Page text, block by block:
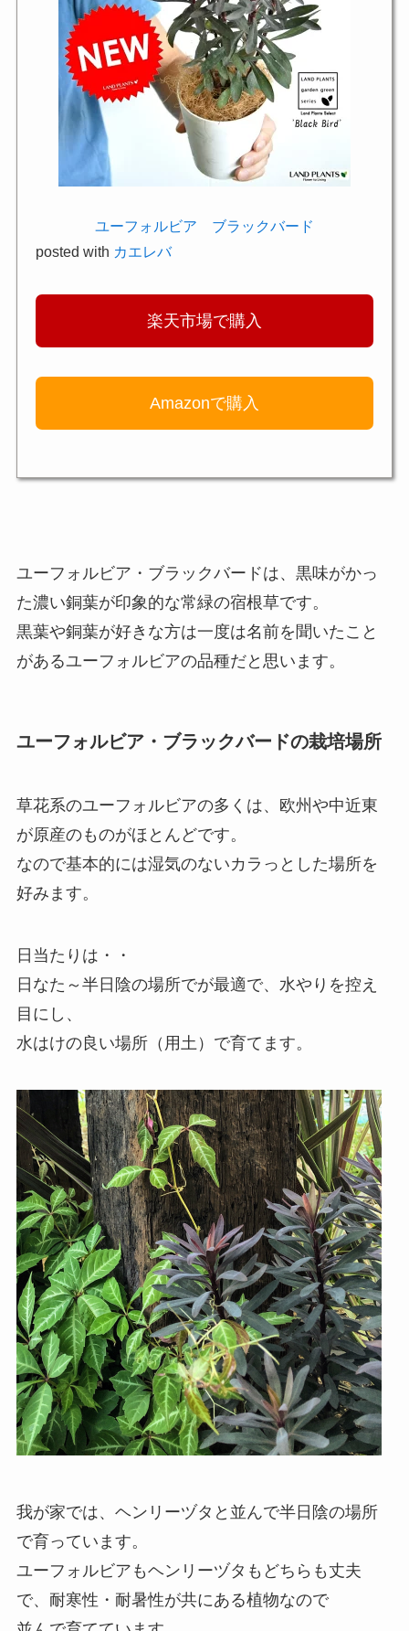
ユーフォルビア ブラックバード
posted with カエレバ
楽天市場で購入
Amazonで購入
ユーフォルビア・ブラックバードは、黒味がかっ
た濃い銅葉が印象的な常緑の宿根草です。
黒葉や銅葉が好きな方は一度は名前を聞いたこと
があるユーフォルビアの品種だと思います。
ユーフォルビア・ブラックバードの栽培場所
草花系のユーフォルビアの多くは、欧州や中近東
が原産のものがほとんどです。
なので基本的には湿気のないカラっとした場所を
好みます。
日当たりは・・
日なた～半日陰の場所でが最適で、水やりを控え
目にし、
水はけの良い場所（用土）で育てます。
我が家では、ヘンリーヅタと並んで半日陰の場所
で育っています。
ユーフォルビアもヘンリーヅタもどちらも丈夫
で、耐寒性・耐暑性が共にある植物なので